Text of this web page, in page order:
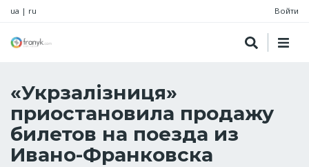
ua | ru Войти
«Укрзалізниця»
приостановила продажу
билетов на поезда из
Ивано-Франковска